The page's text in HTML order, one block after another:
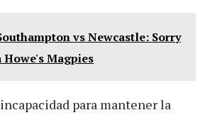
vs Newcastle: Sorry
Howe's Magpies
para mantener la